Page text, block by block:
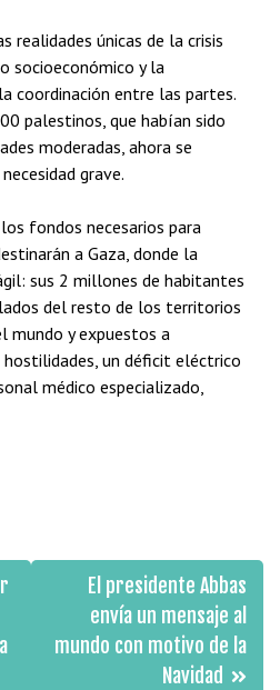
realidades únicas de la crisis
socioeconómico y la
coordinación entre las partes.
palestinos, que habían sido
moderadas, ahora se
grave.
fondos necesarios para
a Gaza, donde la
sus 2 millones de habitantes
del resto de los territorios
mundo y expuestos a
hostilidades, un déficit eléctrico
médico especializado,
El presidente Abbas
envía un mensaje al
mundo con motivo de la
Navidad